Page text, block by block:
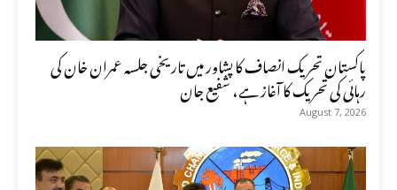
پاکستان تحریک انصاف کا پشاور میں تاریخی جلسہ عمران خان کی
رہائی کی تحریک کا آغاز ہے، شفیع جان
August 7, 2026